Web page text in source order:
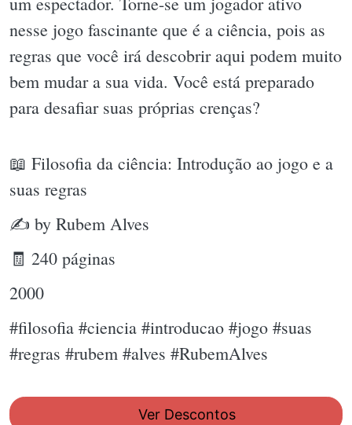
nesse jogo fascinante que é a ciência, pois as
regras que você irá descobrir aqui podem muito
bem mudar a sua vida. Você está preparado
para desafiar suas próprias crenças?
📖 Filosofia da ciência: Introdução ao jogo e a
suas regras
✍ by Rubem Alves
🧾 240 páginas
2000
#filosofia #ciencia #introducao #jogo #suas
#regras #rubem #alves #RubemAlves
Ver Descontos